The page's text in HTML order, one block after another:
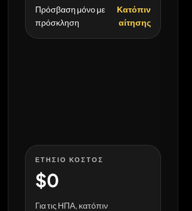
Πρόσβαση μόνο με
πρόσκληση
Κατόπιν
αίτησης
ΕΤΉΣΙΟ ΚΌΣΤΟΣ
$0
Για τις ΗΠΑ, κατόπιν